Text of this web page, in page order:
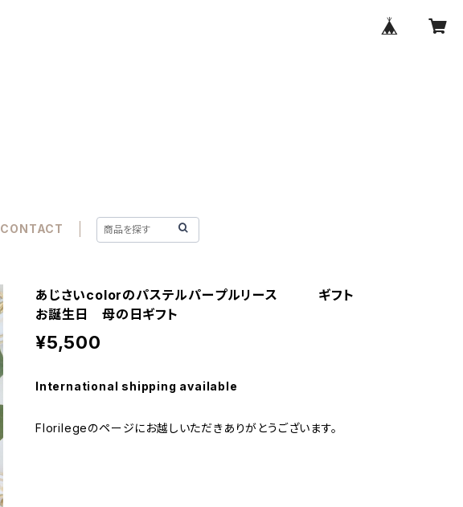
CONTACT
あじさいcolorのパステルパープルリース ギフト
お誕生日 母の日ギフト
¥5,500
International shipping available
Florilegeのページにお越しいただきありがとうございます。